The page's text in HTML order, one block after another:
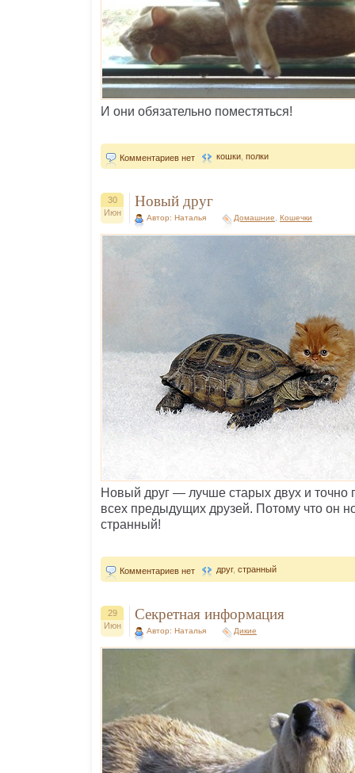
И они обязательно поместяться!
Комментариев нет кошки полки
30
Июн
Новый друг
Автор: Наталья Домашние Кошечки
Новый друг — лучше старых двух и точно
всех предыдущих друзей. Потому что он
странный!
Комментариев нет друг, странный
29
Июн
Секретная информация
Автор: Наталья Дикие